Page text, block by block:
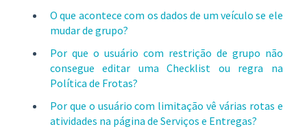
O que acontece com os dados de um veículo se ele
mudar de grupo?
Por que o usuário com restrição de grupo não
consegue editar uma Checklist ou regra na
Política de Frotas?
Por que o usuário com limitação vê várias rotas e
atividades na página de Serviços e Entregas?